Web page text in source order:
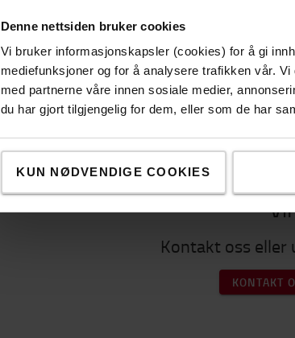
Denne nettsiden bruker cookies
Vi bruker informasjonskapsler (cookies) for å gi
mediefunksjoner og for å analysere trafikken vår.
med partnerne våre innen sosiale medier,
du har gjort tilgjengelig for dem, eller som de har
KUN NØDVENDIGE COOKIES
Kontakt oss
KONTAKT